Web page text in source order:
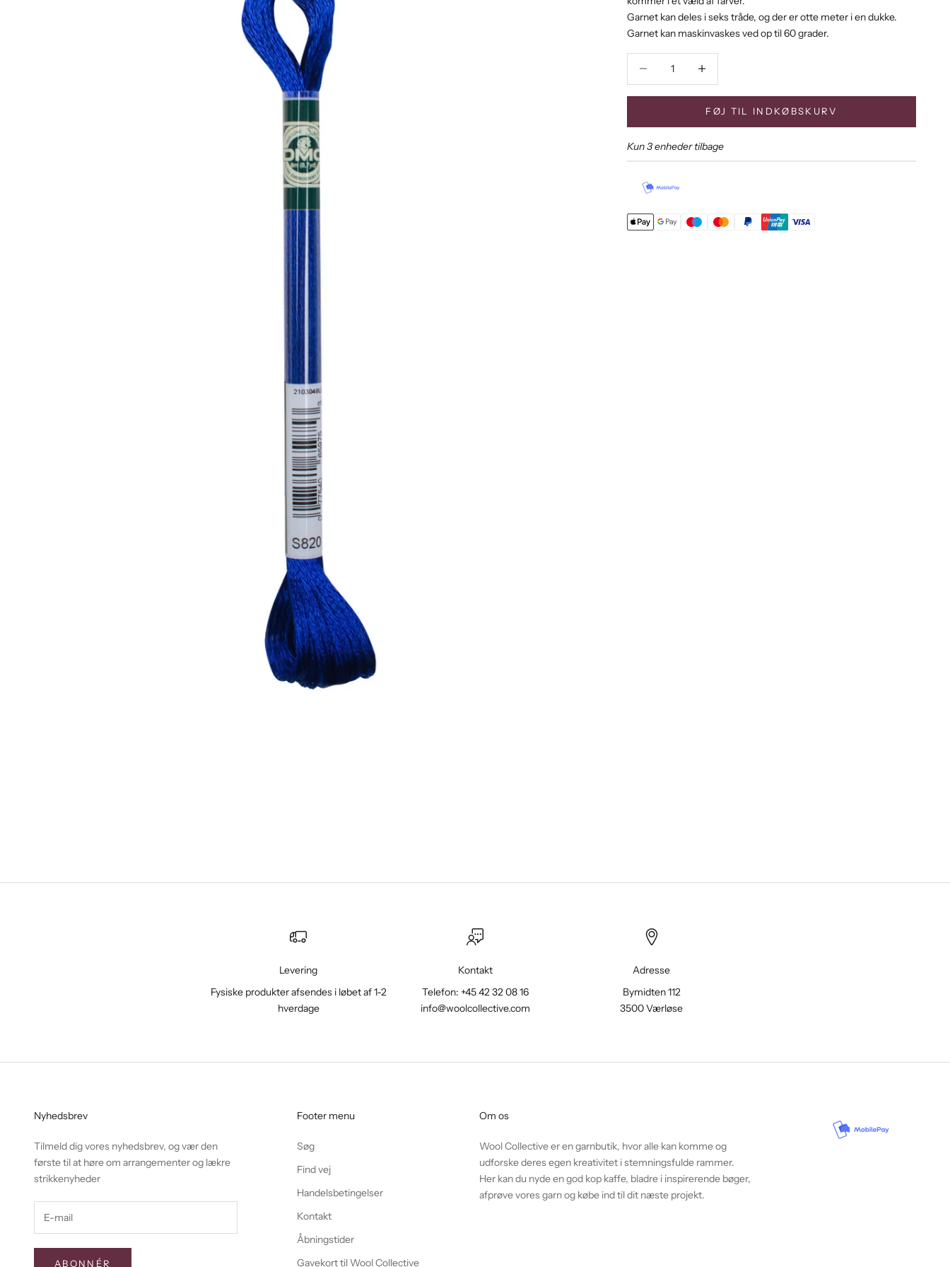
Garnet kan deles i seks tråde, og der er otte meter i en dukke.
Garnet kan maskinvaskes ved op til 60 grader.
FØJ TIL INDKØBSKURV
Kun 3 enheder tilbage
Levering
Fysiske produkter afsendes i løbet af 1-2
hverdage
Kontakt
Telefon: +45 42 32 08 16
info@woolcollective.com
Adresse
Bymidten 112
3500 Værløse
Nyhedsbrev
Tilmeld dig vores nyhedsbrev, og vær den
første til at høre om arrangementer og lækre
strikkenyheder
ABONNÉR
Footer menu
Søg
Find vej
Handelsbetingelser
Kontakt
Åbningstider
Gavekort til Wool Collective
Om os
Wool Collective er en garnbutik, hvor alle kan komme og
udforske deres egen kreativitet i stemningsfulde rammer.
Her kan du nyde en god kop kaffe, bladre i inspirerende bøger,
afprøve vores garn og købe ind til dit næste projekt.